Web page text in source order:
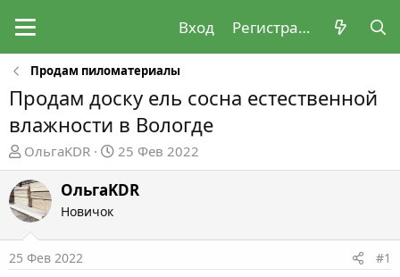
Вход Регистрация
Продам пиломатериалы
Продам доску ель сосна естественной
влажности в Вологде
А
в
т
о
р
е
ОльгаKDR
Д
а
т
а
25 Фев 2022
ОльгаKDR
Новичок
25 Фев 2022 #1